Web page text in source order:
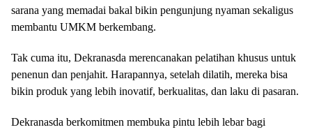
sarana yang memadai bakal bikin pengunjung nyaman sekaligus
membantu UMKM berkembang.
Tak cuma itu, Dekranasda merencanakan pelatihan khusus untuk
penenun dan penjahit. Harapannya, setelah dilatih, mereka bisa
bikin produk yang lebih inovatif, berkualitas, dan laku di pasaran.
Dekranasda berkomitmen membuka pintu lebih lebar bagi